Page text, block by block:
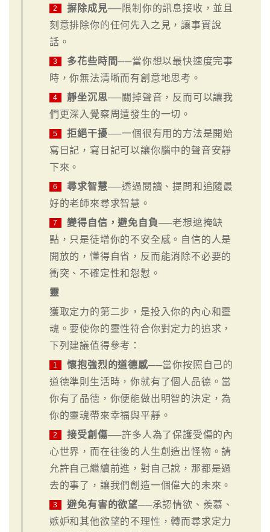
2 摒除成見──限制你的訊息接收，並且
刻意排除你的任何先入之見，讓事實說
話。
3 多花些時間──當你想以最快速度完事
時，你無法清晰而有創意地思考。
4 靜坐沉思──關掉聲音，反而可以讓我
們更深入覺察周遭發生的一切。
5 拒絕干擾──一個很有用的方法是開始
寫日記，寫日記可以讓你腦中的聲音安靜
下來。
6 尋求智慧──透過閱讀、提問和追隨最
好的老師來尋求智慧。
7 變得自信，避免自負──老想遮掩缺
點，只是徒增你的不安全感。自信的人是
開放的，懂得自省，反而能消除不必要的
衝突、不確定性和怨懟。
靈
獲取定力的第二步，是投入你的內心和靈
魂。要使你的靈性符合你對定力的追求，
下列建議值得參考：
1 懷抱強烈的道德感──當你按照自己的
道德準則生活時，你就有了個人品德。當
你有了品德，你便能做出明智的決定，為
你的靈魂帶來幸福與平靜。
2 接受創傷──許多人為了保護受傷的內
心世界，而在往後的人生創造出怪物。請
允許自己繼續前進，對自己說，那都是過
去的事了，讓我們創造一個偉大的未來。
3 避免有害的欲望──承認情欲、羨慕、
嫉妒和其他欲望的不理性，轉而尋求定力